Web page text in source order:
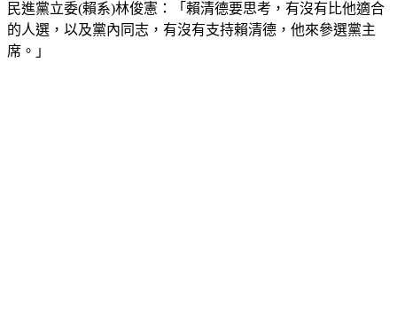
民進黨立委(賴系)林俊憲：「賴清德要思考，有沒有比他適合
的人選，以及黨內同志，有沒有支持賴清德，他來參選黨主
席。」